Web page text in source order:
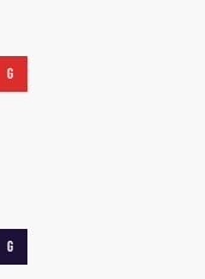
G
G